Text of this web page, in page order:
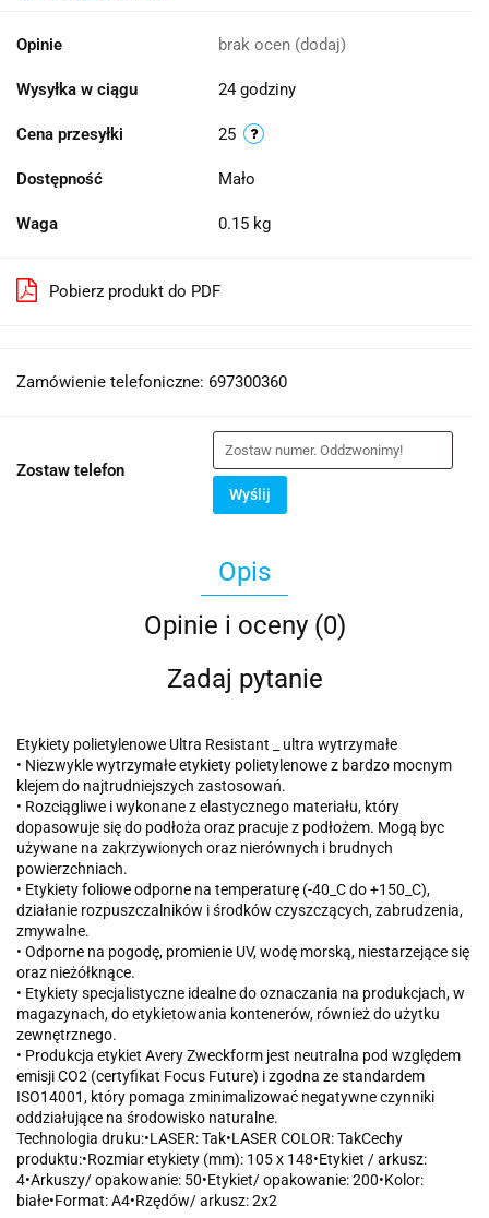
Opinie brak ocen (dodaj)
Wysyłka w ciągu 24 godziny
Cena przesyłki 25
Dostępność Mało
Waga 0.15 kg
Pobierz produkt do PDF
Zamówienie telefoniczne: 697300360
Zostaw telefon
Wyślij
Opis
Opinie i oceny (0)
Zadaj pytanie
Etykiety polietylenowe Ultra Resistant _ ultra wytrzymałe
• Niezwykle wytrzymałe etykiety polietylenowe z bardzo mocnym
klejem do najtrudniejszych zastosowań.
• Rozciągliwe i wykonane z elastycznego materiału, który
dopasowuje się do podłoża oraz pracuje z podłożem. Mogą byc
używane na zakrzywionych oraz nierównych i brudnych
powierzchniach.
• Etykiety foliowe odporne na temperaturę (-40_C do +150_C),
działanie rozpuszczalników i środków czyszczących, zabrudzenia,
zmywalne.
• Odporne na pogodę, promienie UV, wodę morską, niestarzejące się
oraz nieżółknące.
• Etykiety specjalistyczne idealne do oznaczania na produkcjach, w
magazynach, do etykietowania kontenerów, również do użytku
zewnętrznego.
• Produkcja etykiet Avery Zweckform jest neutralna pod względem
emisji CO2 (certyfikat Focus Future) i zgodna ze standardem
ISO14001, który pomaga zminimalizować negatywne czynniki
oddziałujące na środowisko naturalne.
Technologia druku:•LASER: Tak•LASER COLOR: TakCechy
produktu:•Rozmiar etykiety (mm): 105 x 148•Etykiet / arkusz:
4•Arkuszy/ opakowanie: 50•Etykiet/ opakowanie: 200•Kolor:
białe•Format: A4•Rzędów/ arkusz: 2x2